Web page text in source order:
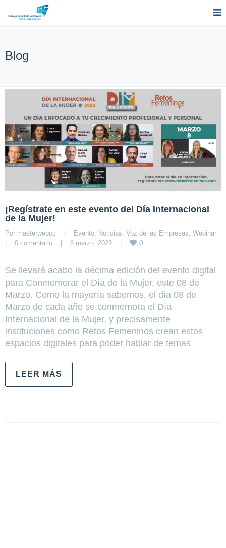
Blog
¡Regístrate en este evento del Día Internacional
de la Mujer!
Por masterwebcc | Evento Noticias Voz de las Empresas Webinar
|
0 comentario | 6 marzo, 2023 | 0
Se llevará acabo la décima edición del evento digital
para Conmemorar el Día de la Mujer, este 08 de
Marzo. Como la mayoría sabemos, el día 08 de
Marzo de cada año se conmemora el Día
Internacional de la Mujer, y precisamente
instituciones como Retos Femeninos crean estos
espacios digitales para poder hablar de temas
LEER MÁS